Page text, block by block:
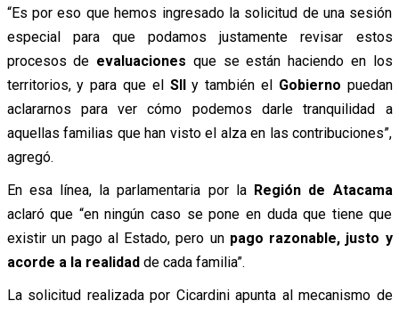
“Es por eso que hemos ingresado la solicitud de una sesión
especial para que podamos justamente revisar estos
procesos de evaluaciones que se están haciendo en los
territorios, y para que el SIIy también el Gobierno puedan
aclararnos para ver cómo podemos darle tranquilidad a
aquellas familias que han visto el alza en las contribuciones”,
agregó.
En esa línea, la parlamentaria por la Región de Atacama
aclaró que “en ningún caso se pone en duda que tiene que
existir un pago al Estado, pero un pago razonable, justo y
acorde a la realidadde cada familia”.
La solicitud realizada por Cicardini apunta al mecanismo de